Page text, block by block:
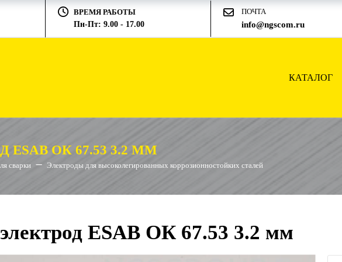
ВРЕМЯ РАБОТЫ
Пн-Пт: 9.00 - 17.00
ПОЧТА
info@ngscom.ru
КАТАЛОГ
ОК 67.53 3.2 ММ
сварки Электроды для высоколегированных коррозионностойких сталей
ESAB ОК 67.53 3.2 мм